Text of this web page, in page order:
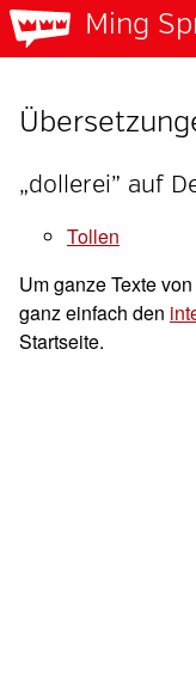
Ming
„dollerei” auf
tollen
Um ganze Texte
ganz einfach den
Startseite.